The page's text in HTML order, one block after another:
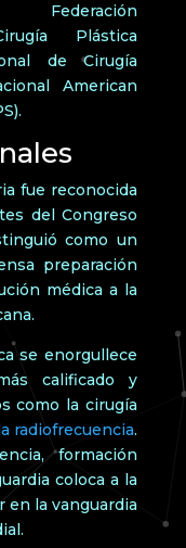
Federación
Plástica
de Cirugía
American
fue reconocida
del Congreso
como un
preparación
médica a la
se enorgullece
calificado y
como la cirugía
radiofrecuencia.
formación
coloca a la
en la vanguardia